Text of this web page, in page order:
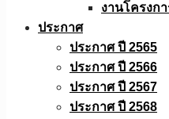
งานโครงก
ประกาศ
ประกาศ ปี 2565
ประกาศ ปี 2566
ประกาศ ปี 2567
ประกาศ ปี 2568